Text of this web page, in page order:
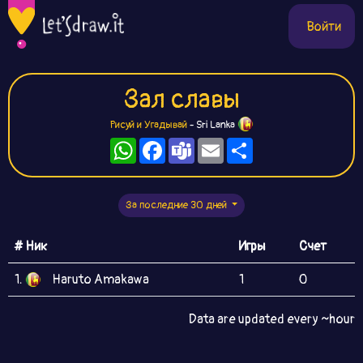
Войти
Зал славы
Рисуй и Угадывай- Sri Lanka
WhatsAppFacebook
TeamsEmail
За последние 30 дней
# Ник Игры Счет
1. Haruto Amakawa 1 0
Data are updated every ~hour